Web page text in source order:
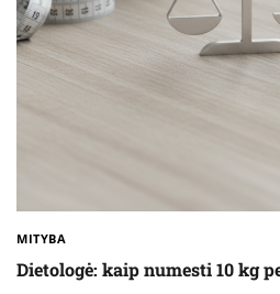
MITYBA
Dietologė: kaip numesti 10 kg